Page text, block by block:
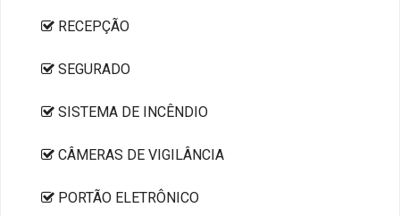
RECEPÇÃO
SEGURADO
SISTEMA DE INCÊNDIO
CÂMERAS DE VIGILÂNCIA
PORTÃO ELETRÔNICO